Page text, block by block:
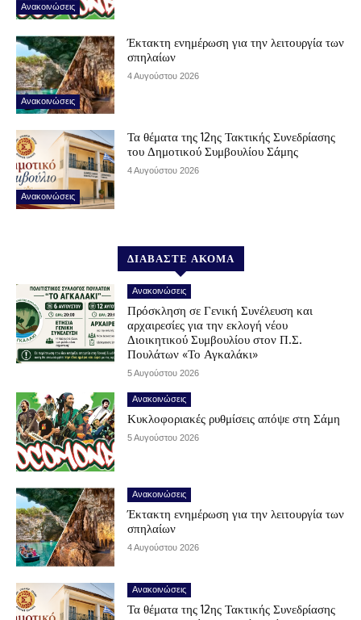
Ανακοινώσεις
Ανακοινώσεις
Έκτακτη ενημέρωση για την λειτουργία των
σπηλαίων
4 Αυγούστου 2026
Ανακοινώσεις
Τα θέματα της 12ης Τακτικής Συνεδρίασης
του Δημοτικού Συμβουλίου Σάμης
4 Αυγούστου 2026
ΔΙΑΒΑΣΤΕ ΑΚΟΜΑ
Ανακοινώσεις
Πρόσκληση σε Γενική Συνέλευση και
αρχαιρεσίες για την εκλογή νέου
Διοικητικού Συμβουλίου στον Π.Σ.
Πουλάτων «Το Αγκαλάκι»
5 Αυγούστου 2026
Ανακοινώσεις
Κυκλοφοριακές ρυθμίσεις απόψε στη Σάμη
5 Αυγούστου 2026
Ανακοινώσεις
Έκτακτη ενημέρωση για την λειτουργία των
σπηλαίων
4 Αυγούστου 2026
Ανακοινώσεις
Τα θέματα της 12ης Τακτικής Συνεδρίασης